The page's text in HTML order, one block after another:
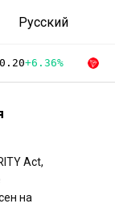
Русский
+6.36%
Act,
на